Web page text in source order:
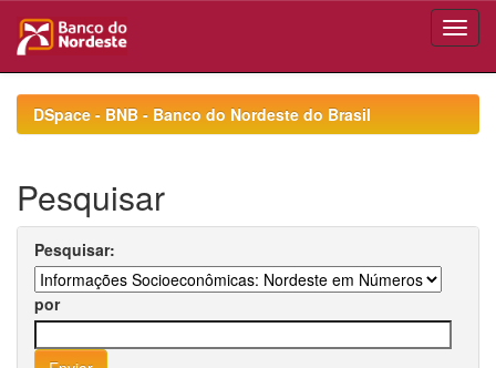
navigationDSpace - BNB - Banco do Nordeste do Brasil
Pesquisar
Pesquisar:
por